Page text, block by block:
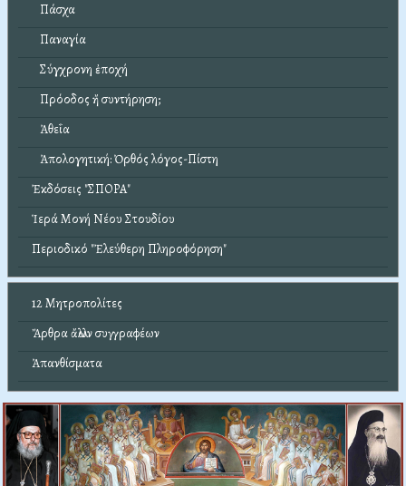
Πάσχα
Παναγία
Σύγχρονη ἐποχή
Πρόοδος ἤ συντήρηση;
Ἀθεΐα
Ἀπολογητική: Ὀρθός λόγος-Πίστη
Ἐκδόσεις "ΣΠΟΡΑ"
Ἱερά Μονή Νέου Στουδίου
Περιοδικό "Ἐλεύθερη Πληροφόρηση"
12 Μητροπολίτες
Ἄρθρα ἄλλων συγγραφέων
Ἀπανθίσματα